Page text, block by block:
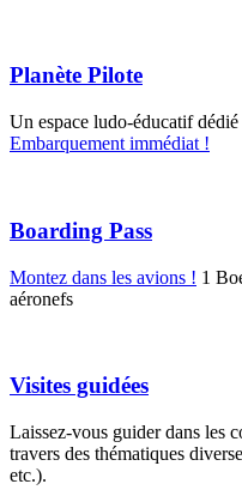
Planète Pilote
Un espace ludo-éducatif
Embarquement immédiat !
Boarding Pass
Montez dans les avions ! 1
aéronefs
Visites guidées
Laissez-vous guider dans les
travers des thématiques
etc.).